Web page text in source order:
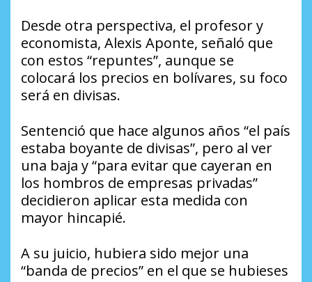
Desde otra perspectiva, el profesor y
economista, Alexis Aponte, señaló que
con estos “repuntes”, aunque se
colocará los precios en bolívares, su foco
será en divisas.
Sentenció que hace algunos años “el país
estaba boyante de divisas”, pero al ver
una baja y “para evitar que cayeran en
los hombros de empresas privadas”
decidieron aplicar esta medida con
mayor hincapié.
A su juicio, hubiera sido mejor una
“banda de precios” en el que se hubieses